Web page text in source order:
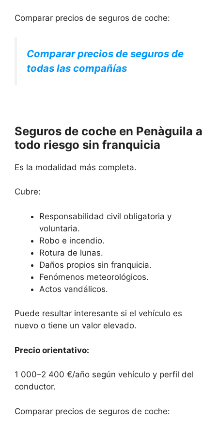
Comparar precios de seguros de coche:
Comparar precios de seguros de
todas las compañías
Seguros de coche en Penàguila a
todo riesgo sin franquicia
Es la modalidad más completa.
Cubre:
Responsabilidad civil obligatoria y
voluntaria.
Robo e incendio.
Rotura de lunas.
Daños propios sin franquicia.
Fenómenos meteorológicos.
Actos vandálicos.
Puede resultar interesante si el vehículo es
nuevo o tiene un valor elevado.
Precio orientativo:
1 000–2 400 €/año según vehículo y perfil del
conductor.
Comparar precios de seguros de coche: